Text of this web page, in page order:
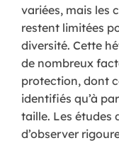
variées, mais les
restent limitées
diversité. Cette
de nombreux
protection, dont
identifiés qu’à
taille. Les études
d’observer